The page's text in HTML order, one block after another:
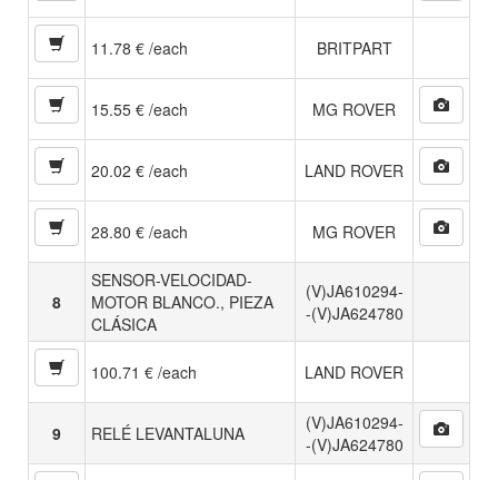
11.78 € /each BRITPART
15.55 € /each MG ROVER
20.02 € /each LAND ROVER
28.80 € /each MG ROVER
8
SENSOR-VELOCIDAD-
MOTOR BLANCO., PIEZA
CLÁSICA
(V)JA610294-
-(V)JA624780
100.71 € /each LAND ROVER
9 RELÉ LEVANTALUNA
(V)JA610294-
-(V)JA624780